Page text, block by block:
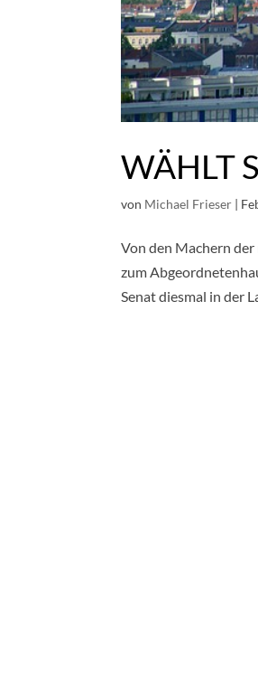
WÄHLT
von Michael Frieser |
Von den Machern
zum
Senat diesmal in der